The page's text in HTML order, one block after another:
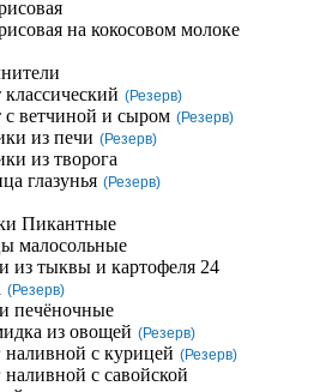
на кокосовом молоке
(Резерв)
ветчиной и сыром (Резерв)
из печи (Резерв)
из творога
глазунья (Резерв)
Пикантные
малосольные
из тыквы и картофеля 24
(Резерв)
печёночные
из овощей (Резерв)
с курицей (Резерв)
с савойской